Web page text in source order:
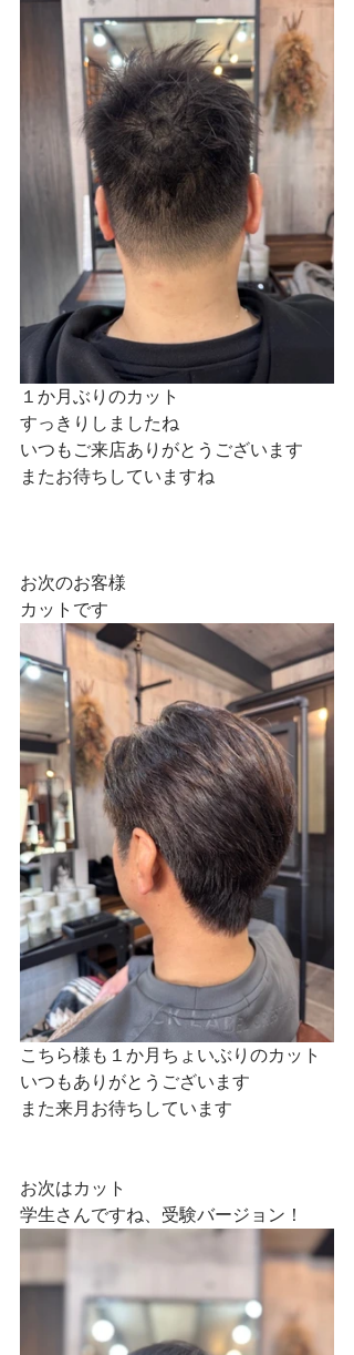
１か月ぶりのカット
すっきりしましたね
いつもご来店ありがとうございます
またお待ちしていますね
お次のお客様
カットです
こちら様も１か月ちょいぶりのカット
いつもありがとうございます
また来月お待ちしています
お次はカット
学生さんですね、受験バージョン！